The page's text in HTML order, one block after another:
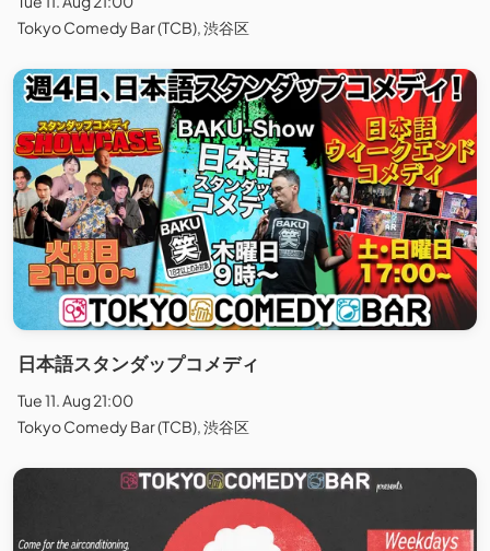
Tokyo Comedy Bar (TCB), 渋谷区
日本語スタンダップコメディ
Tue 11. Aug 21:00
Tokyo Comedy Bar (TCB), 渋谷区